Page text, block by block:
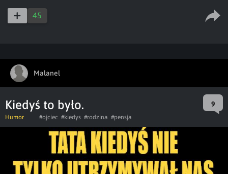
45
Malanel
Kiedyś to było. 9
Humor #ojciec #kiedys #rodzina #pensja